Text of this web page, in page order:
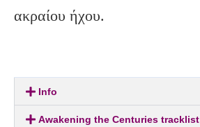
ακραίου ήχου.
Info
Awakening the Centuries tracklist